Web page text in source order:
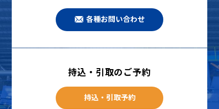
各種お問い合わせ
持込・引取のご予約
持込・引取予約